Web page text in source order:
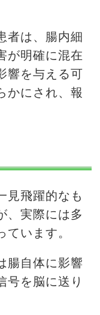
者は、腸内細
が明確に混在
響を与える可
かにされ、報
見飛躍的なも
、実際には多
ています。
腸自体に影響
号を脳に送り